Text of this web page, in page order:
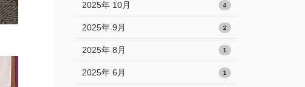
2025年 10月 4
2025年 9月 2
2025年 8月 1
2025年 6月 1